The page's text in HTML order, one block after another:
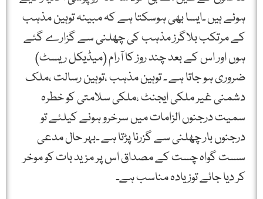
ہوئے ہیں ۔ایسا بھی ہوسکتا ہے کہ مبینہ توہین مذہب
کے مرتکب بلاگرز مذہب کی چھلنی سے گزارے گئے
ہوں اور اس کے بعد چند روز کا آرام (میڈیکل ریسٹ)
ضروری ہو جاتا ہے ۔ توہین مذہب ،توہین رسالت ،ملک
دشمنی غیر ملکی ایجنٹ ،ملکی سلامتی کو خطرہ
سمیت درجنوں الزامات میں سرخرو ہونے کیلئے تو
درجنوں بار چھلنی سے گزرنا پڑتا ہے ۔بہر حال مدعی
سست گواہ چست کے مصداق اس پر مزید بات کو موخر
کر دیا جائے توزیادہ مناسب ہے۔